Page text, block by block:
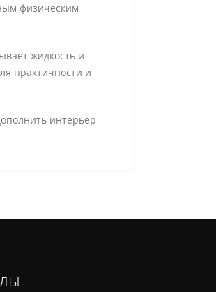
физическим
жидкость и
практичности и
интерьер